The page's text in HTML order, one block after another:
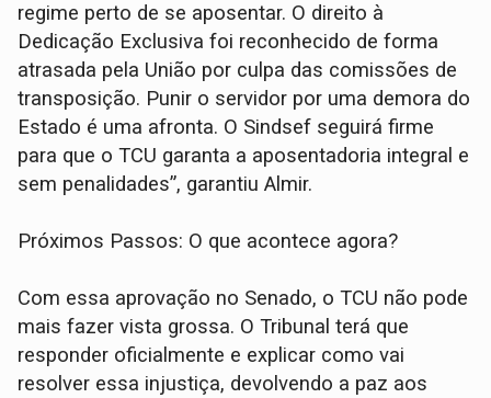
regime perto de se aposentar. O direito à
Dedicação Exclusiva foi reconhecido de forma
atrasada pela União por culpa das comissões de
transposição. Punir o servidor por uma demora do
Estado é uma afronta. O Sindsef seguirá firme
para que o TCU garanta a aposentadoria integral e
sem penalidades”, garantiu Almir.
Próximos Passos: O que acontece agora?
Com essa aprovação no Senado, o TCU não pode
mais fazer vista grossa. O Tribunal terá que
responder oficialmente e explicar como vai
resolver essa injustiça, devolvendo a paz aos